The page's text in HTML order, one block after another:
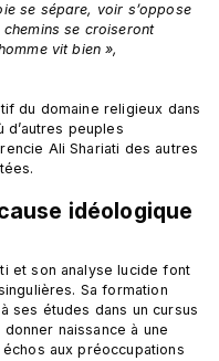
se sépare, voir s’oppose
se croiseront
vit bien »,
du domaine religieux dans
peuples
Ali Shariati des autres
idéologique
et son analyse lucide font
Sa formation
ses études dans un cursus
naissance à une
aux préoccupations